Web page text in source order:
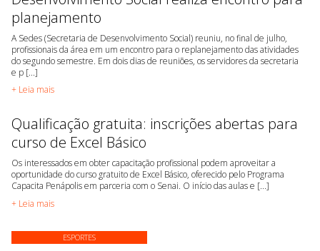
planejamento
A Sedes (Secretaria de Desenvolvimento Social) reuniu, no final de julho,
profissionais da área em um encontro para o replanejamento das atividades
do segundo semestre. Em dois dias de reuniões, os servidores da secretaria
e p [...]
+ Leia mais
Qualificação gratuita: inscrições abertas para
curso de Excel Básico
Os interessados em obter capacitação profissional podem aproveitar a
oportunidade do curso gratuito de Excel Básico, oferecido pelo Programa
Capacita Penápolis em parceria com o Senai. O início das aulas e [...]
+ Leia mais
ESPORTES